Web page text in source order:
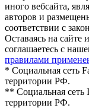
иного вебсайта,
авторов и
соответствии с
Оставаясь на сайте
соглашаетесь с
правилами
* Социальная сеть
территории РФ.
** Социальная сеть
территории РФ.